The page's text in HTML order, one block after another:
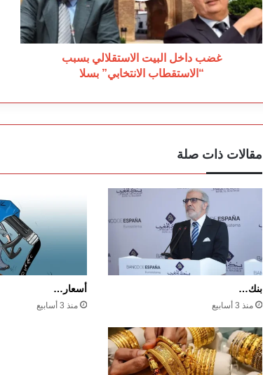
الانتخابي”
بسلا
غضب داخل البيت الاستقلالي بسبب
“الاستقطاب الانتخابي” بسلا
مقالات ذات صلة
بنك…
منذ 3 أسابيع
أسعار…
منذ 3 أسابيع